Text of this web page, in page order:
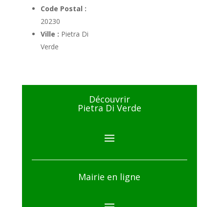
Code Postal :
20230
Ville : Pietra Di
Verde
Découvrir
Pietra Di Verde
Mairie en ligne